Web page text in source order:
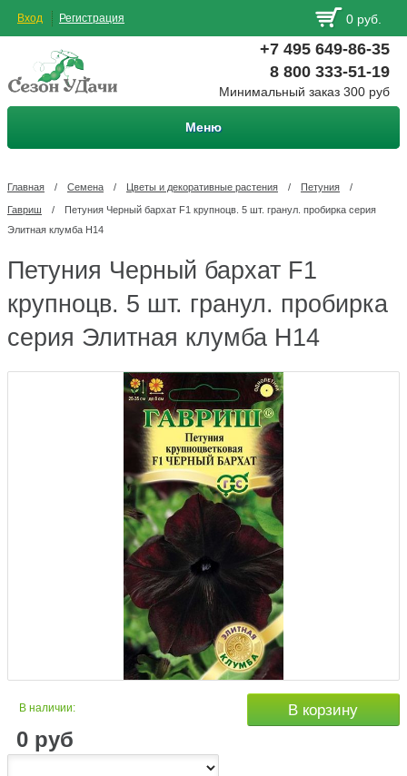
Вход Регистрация 0 руб.
+7 495 649-86-35
8 800 333-51-19
Минимальный заказ 300 руб
Меню
Главная / Семена / Цветы и декоративные растения / Петуния /
Гавриш /
Петуния Черный бархат F1 крупноцв. 5 шт. гранул. пробирка серия
Элитная клумба Н14
Петуния Черный бархат F1
крупноцв. 5 шт. гранул. пробирка
серия Элитная клумба Н14
В наличии:
0 руб
В корзину